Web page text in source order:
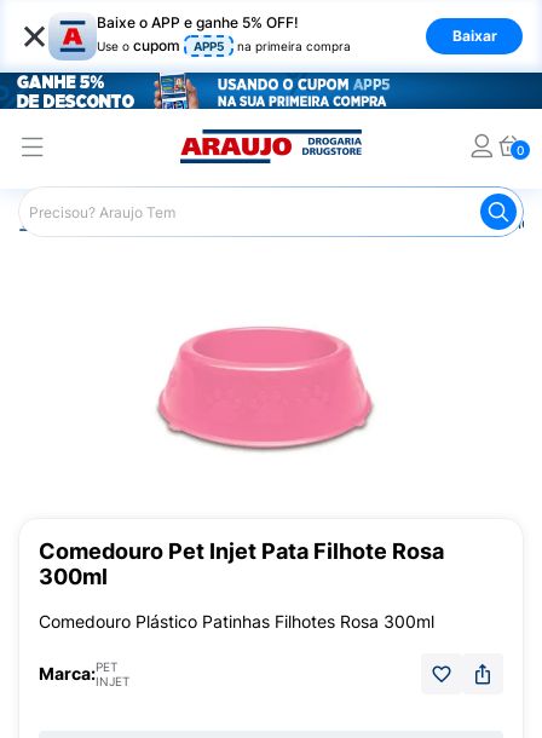
× Baixe o APP e ganhe 5% OFF!
Use o cupom APP5 na primeira compra
Baixar
0
Araujo Pet Shop Comedouro para
Comedouro Pet Injet Pata Filhote Rosa
300ml
Comedouro Plástico Patinhas Filhotes Rosa 300ml
Marca:PET
INJET